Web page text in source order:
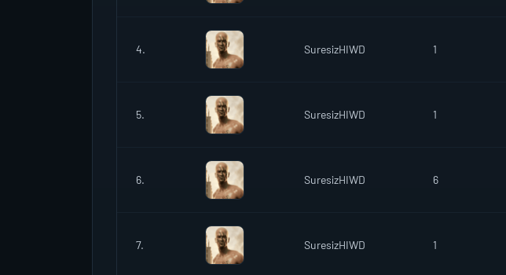
4. SuresizHIWD 1
5. SuresizHIWD 1
6. SuresizHIWD 6
7. SuresizHIWD 1